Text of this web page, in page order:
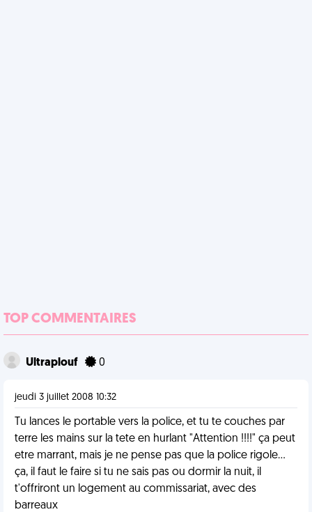
TOP COMMENTAIRES
Ultraplouf 0
jeudi 3 juillet 2008 10:32
Tu lances le portable vers la police, et tu te couches par
terre les mains sur la tete en hurlant "Attention !!!!" ça peut
etre marrant, mais je ne pense pas que la police rigole...
ça, il faut le faire si tu ne sais pas ou dormir la nuit, il
t'offriront un logement au commissariat, avec des
barreaux